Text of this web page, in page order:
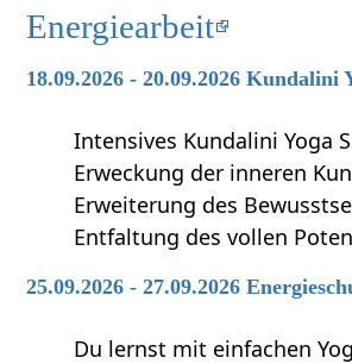
Energiearbeit
18.09.2026 - 20.09.2026 Kundalini
Intensives Kundalini Yoga
Erweckung der inneren
Erweiterung des
Entfaltung des vollen
25.09.2026 - 27.09.2026
Du lernst mit einfachen